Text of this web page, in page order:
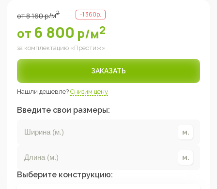
от8 160р/м2 -1 360р.
от 6 800 р/м2
за комплектацию «Престиж»
ЗАКАЗАТЬ
Нашли дешевле? Снизим цену
Введите свои размеры:
Выберите конструкцию: